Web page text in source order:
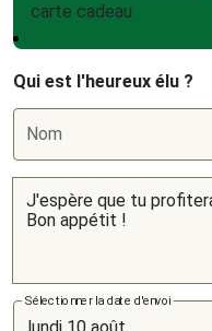
carte cadeau
Qui est l'heureux élu ?
Nom
Sélectionner la date d'envoi